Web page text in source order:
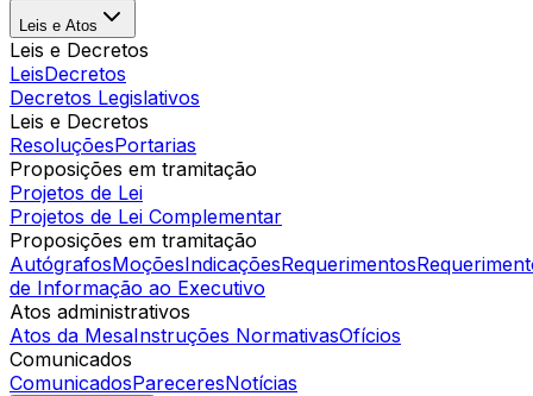
Leis e Atos
Leis e Decretos
LeisDecretos
Decretos Legislativos
Leis e Decretos
ResoluçõesPortarias
Proposições em tramitação
Projetos de Lei
Projetos de Lei Complementar
Proposições em tramitação
AutógrafosMoçõesIndicaçõesRequerimentos
de Informação ao Executivo
Atos administrativos
Atos da MesaInstruções NormativasOfícios
Comunicados
ComunicadosPareceresNotícias